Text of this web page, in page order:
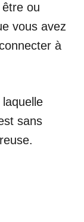
ou
vous avez
à
sans